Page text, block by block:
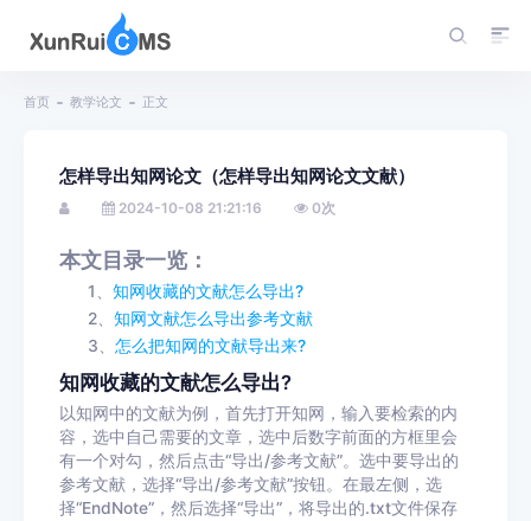
首页 教学论文 正文
怎样导出知网论文（怎样导出知网论文文献）
2024-10-08 21:21:16 0次
本文目录一览：
1、 知网收藏的文献怎么导出?
2、 知网文献怎么导出参考文献
3、 怎么把知网的文献导出来?
知网收藏的文献怎么导出?
以知网中的文献为例，首先打开知网，输入要检索的内
容，选中自己需要的文章，选中后数字前面的方框里会
有一个对勾，然后点击“导出/参考文献”。选中要导出的
参考文献，选择“导出/参考文献”按钮。在最左侧，选
择“EndNote”，然后选择“导出”，将导出的.txt文件保存